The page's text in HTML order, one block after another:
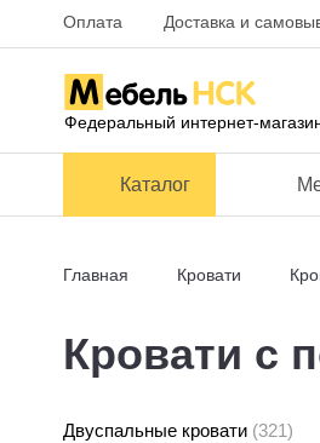
Оплата Доставка и
Федеральный интернет-
Каталог
Главная Кровати
Кровати с
Двуспальные кровати (321)